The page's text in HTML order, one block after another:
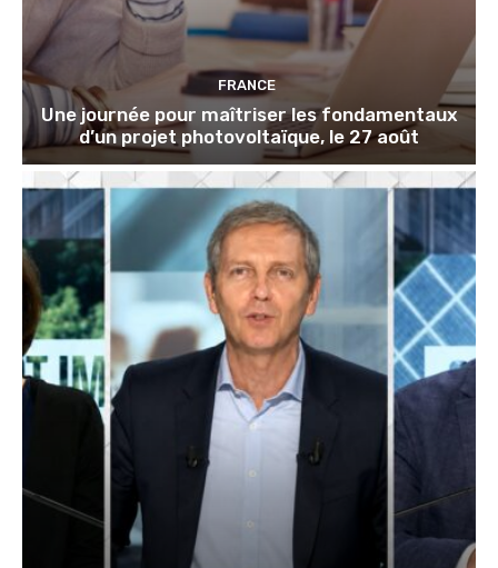
FRANCE
Une journée pour maîtriser les fondamentaux
d’un projet photovoltaïque, le 27 août